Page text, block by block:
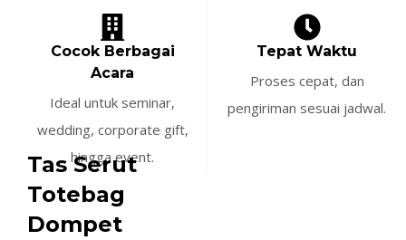
Cocok Berbagai
Acara
Ideal untuk seminar,
wedding, corporate gift,
hingga event.
Tepat Waktu
Proses cepat, dan
pengiriman sesuai jadwal.
Tas Serut
Totebag
Dompet